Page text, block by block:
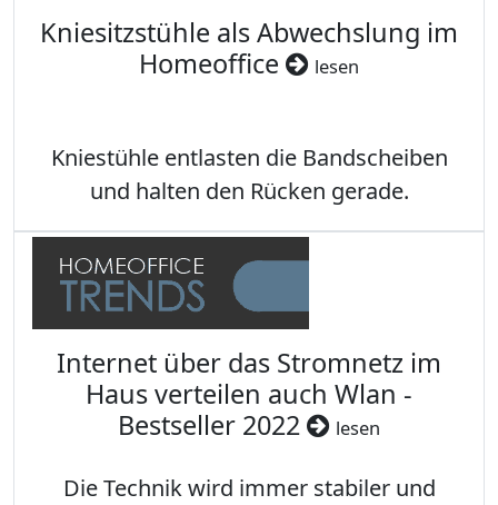
Kniesitzstühle als Abwechslung im
Homeoffice
lesen
Kniestühle entlasten die Bandscheiben
und halten den Rücken gerade.
Internet über das Stromnetz im
Haus verteilen auch Wlan -
Bestseller 2022
lesen
Die Technik wird immer stabiler und